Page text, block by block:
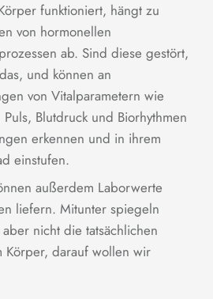
funktioniert, hängt zu
von hormonellen
ab. Sind diese gestört,
und können an
von Vitalparametern wie
Puls, Blutdruck und Biorhythmen
erkennen und in ihrem
einstufen.
außerdem Laborwerte
liefern. Mitunter spiegeln
nicht die tatsächlichen
Körper, darauf wollen wir